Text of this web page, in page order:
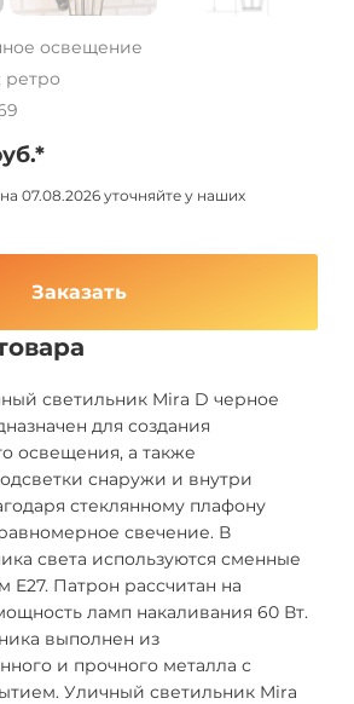
освещение
ретро
07.08.2026 уточняйте у наших
Заказать
светильник Mira D черное
для создания
освещения, а также
снаружи и внутри
стеклянному плафону
свечение. В
света используются сменные
E27. Патрон рассчитан на
ламп накаливания 60 Вт.
выполнен из
и прочного металла с
Уличный светильник Mira